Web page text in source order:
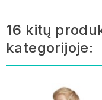
16 kitų
kategorijoje: